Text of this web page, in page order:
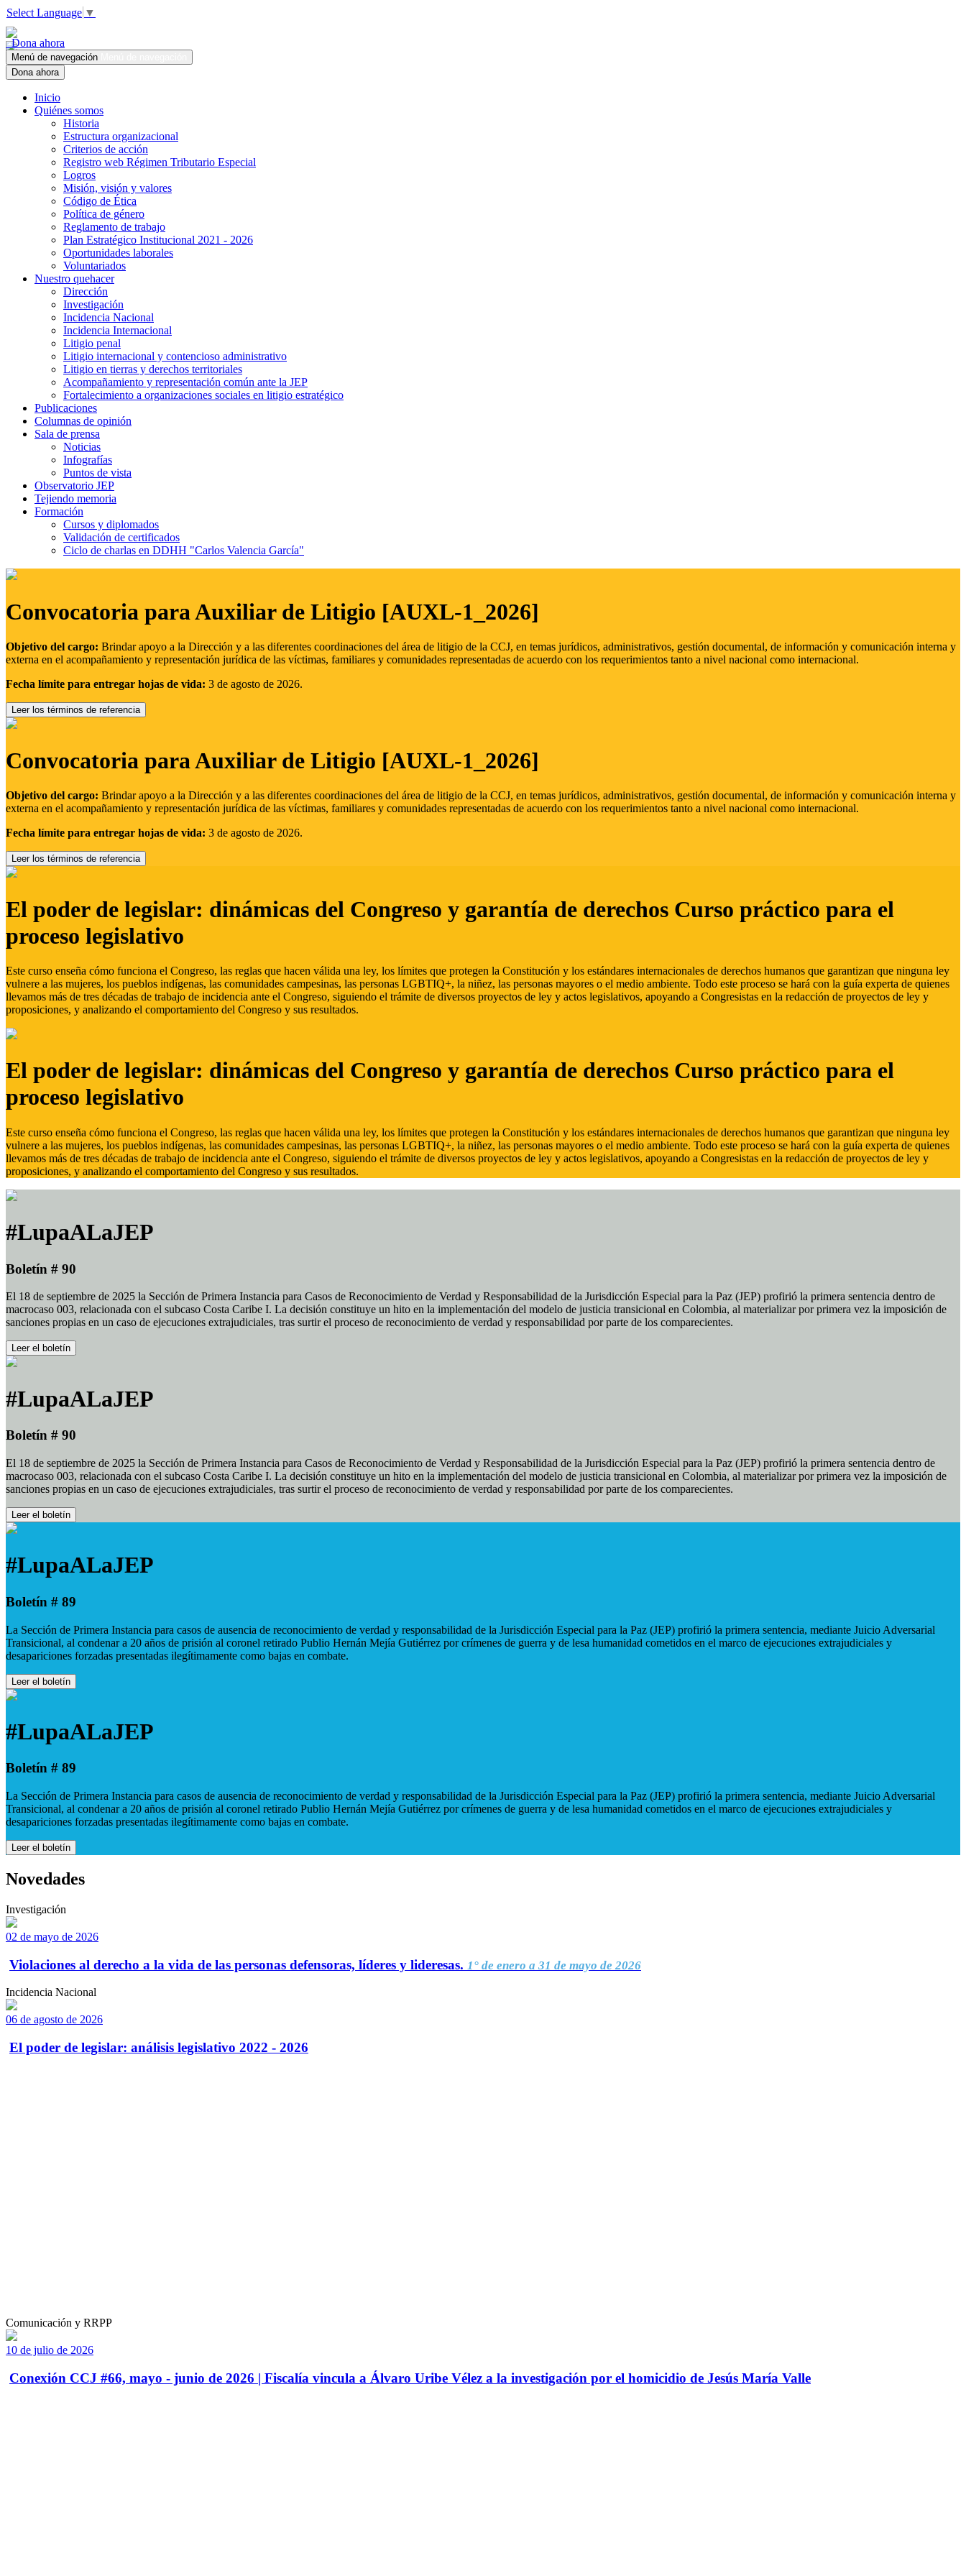
Select Language ▼
Dona ahora
Menú de navegación
Dona ahora
Inicio
Quiénes somos
Historia
Estructura organizacional
Criterios de acción
Registro web Régimen Tributario Especial
Logros
Misión, visión y valores
Código de Ética
Política de género
Reglamento de trabajo
Plan Estratégico Institucional 2021 - 2026
Oportunidades laborales
Voluntariados
Nuestro quehacer
Dirección
Investigación
Incidencia Nacional
Incidencia Internacional
Litigio penal
Litigio internacional y contencioso administrativo
Litigio en tierras y derechos territoriales
Acompañamiento y representación común ante la JEP
Fortalecimiento a organizaciones sociales en litigio estratégico
Publicaciones
Columnas de opinión
Sala de prensa
Noticias
Infografías
Puntos de vista
Observatorio JEP
Tejiendo memoria
Formación
Cursos y diplomados
Validación de certificados
Ciclo de charlas en DDHH "Carlos Valencia García"
Convocatoria para Auxiliar de Litigio [AUXL-1_2026]
Objetivo del cargo: Brindar apoyo a la Dirección y a las diferentes coordinaciones del área de litigio de la CCJ, en temas jurídicos, administrativos, gestión documental, de información y comunicación interna y
externa en el acompañamiento y representación jurídica de las víctimas, familiares y comunidades representadas de acuerdo con los requerimientos tanto a nivel nacional como internacional.
Fecha límite para entregar hojas de vida: 3 de agosto de 2026.
Leer los términos de referencia
Convocatoria para Auxiliar de Litigio [AUXL-1_2026]
Objetivo del cargo: Brindar apoyo a la Dirección y a las diferentes coordinaciones del área de litigio de la CCJ, en temas jurídicos, administrativos, gestión documental, de información y comunicación interna y
externa en el acompañamiento y representación jurídica de las víctimas, familiares y comunidades representadas de acuerdo con los requerimientos tanto a nivel nacional como internacional.
Fecha límite para entregar hojas de vida: 3 de agosto de 2026.
Leer los términos de referencia
El poder de legislar: dinámicas del Congreso y garantía de derechos Curso práctico para el
proceso legislativo
Este curso enseña cómo funciona el Congreso, las reglas que hacen válida una ley, los límites que protegen la Constitución y los estándares internacionales de derechos humanos que garantizan que ninguna ley
vulnere a las mujeres, los pueblos indígenas, las comunidades campesinas, las personas LGBTIQ+, la niñez, las personas mayores o el medio ambiente. Todo este proceso se hará con la guía experta de quienes
llevamos más de tres décadas de trabajo de incidencia ante el Congreso, siguiendo el trámite de diversos proyectos de ley y actos legislativos, apoyando a Congresistas en la redacción de proyectos de ley y
proposiciones, y analizando el comportamiento del Congreso y sus resultados.
El poder de legislar: dinámicas del Congreso y garantía de derechos Curso práctico para el
proceso legislativo
Este curso enseña cómo funciona el Congreso, las reglas que hacen válida una ley, los límites que protegen la Constitución y los estándares internacionales de derechos humanos que garantizan que ninguna ley
vulnere a las mujeres, los pueblos indígenas, las comunidades campesinas, las personas LGBTIQ+, la niñez, las personas mayores o el medio ambiente. Todo este proceso se hará con la guía experta de quienes
llevamos más de tres décadas de trabajo de incidencia ante el Congreso, siguiendo el trámite de diversos proyectos de ley y actos legislativos, apoyando a Congresistas en la redacción de proyectos de ley y
proposiciones, y analizando el comportamiento del Congreso y sus resultados.
#LupaALaJEP
Boletín # 90
El 18 de septiembre de 2025 la Sección de Primera Instancia para Casos de Reconocimiento de Verdad y Responsabilidad de la Jurisdicción Especial para la Paz (JEP) profirió la primera sentencia dentro de
macrocaso 003, relacionada con el subcaso Costa Caribe I. La decisión constituye un hito en la implementación del modelo de justicia transicional en Colombia, al materializar por primera vez la imposición de
sanciones propias en un caso de ejecuciones extrajudiciales, tras surtir el proceso de reconocimiento de verdad y responsabilidad por parte de los comparecientes.
Leer el boletín
#LupaALaJEP
Boletín # 90
El 18 de septiembre de 2025 la Sección de Primera Instancia para Casos de Reconocimiento de Verdad y Responsabilidad de la Jurisdicción Especial para la Paz (JEP) profirió la primera sentencia dentro de
macrocaso 003, relacionada con el subcaso Costa Caribe I. La decisión constituye un hito en la implementación del modelo de justicia transicional en Colombia, al materializar por primera vez la imposición de
sanciones propias en un caso de ejecuciones extrajudiciales, tras surtir el proceso de reconocimiento de verdad y responsabilidad por parte de los comparecientes.
Leer el boletín
#LupaALaJEP
Boletín # 89
La Sección de Primera Instancia para casos de ausencia de reconocimiento de verdad y responsabilidad de la Jurisdicción Especial para la Paz (JEP) profirió la primera sentencia, mediante Juicio Adversarial
Transicional, al condenar a 20 años de prisión al coronel retirado Publio Hernán Mejía Gutiérrez por crímenes de guerra y de lesa humanidad cometidos en el marco de ejecuciones extrajudiciales y
desapariciones forzadas presentadas ilegítimamente como bajas en combate.
Leer el boletín
#LupaALaJEP
Boletín # 89
La Sección de Primera Instancia para casos de ausencia de reconocimiento de verdad y responsabilidad de la Jurisdicción Especial para la Paz (JEP) profirió la primera sentencia, mediante Juicio Adversarial
Transicional, al condenar a 20 años de prisión al coronel retirado Publio Hernán Mejía Gutiérrez por crímenes de guerra y de lesa humanidad cometidos en el marco de ejecuciones extrajudiciales y
desapariciones forzadas presentadas ilegítimamente como bajas en combate.
Leer el boletín
Novedades
Investigación
02 de mayo de 2026
Violaciones al derecho a la vida de las personas defensoras, líderes y lideresas. 1° de enero a 31 de mayo de 2026
Incidencia Nacional
06 de agosto de 2026
El poder de legislar: análisis legislativo 2022 - 2026
Comunicación y RRPP
10 de julio de 2026
Conexión CCJ #66, mayo - junio de 2026 | Fiscalía vincula a Álvaro Uribe Vélez a la investigación por el homicidio de Jesús María Valle